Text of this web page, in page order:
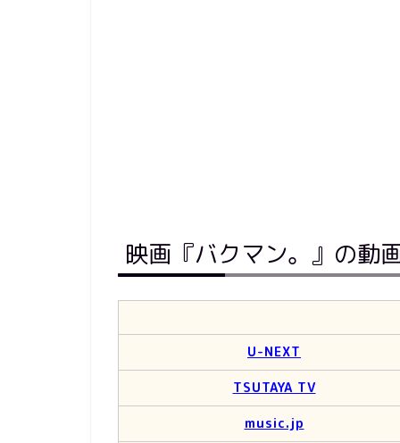
映画『バクマン。』の動
U-NEXT
TSUTAYA TV
music.jp